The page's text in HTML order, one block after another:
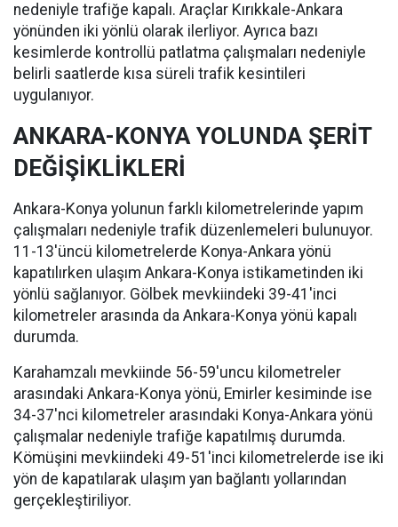
nedeniyle trafiğe kapalı. Araçlar Kırıkkale-Ankara
yönünden iki yönlü olarak ilerliyor. Ayrıca bazı
kesimlerde kontrollü patlatma çalışmaları nedeniyle
belirli saatlerde kısa süreli trafik kesintileri
uygulanıyor.
ANKARA-KONYA YOLUNDA ŞERİT
DEĞİŞİKLİKLERİ
Ankara-Konya yolunun farklı kilometrelerinde yapım
çalışmaları nedeniyle trafik düzenlemeleri bulunuyor.
11-13'üncü kilometrelerde Konya-Ankara yönü
kapatılırken ulaşım Ankara-Konya istikametinden iki
yönlü sağlanıyor. Gölbek mevkiindeki 39-41'inci
kilometreler arasında da Ankara-Konya yönü kapalı
durumda.
Karahamzalı mevkiinde 56-59'uncu kilometreler
arasındaki Ankara-Konya yönü, Emirler kesiminde ise
34-37'nci kilometreler arasındaki Konya-Ankara yönü
çalışmalar nedeniyle trafiğe kapatılmış durumda.
Kömüşini mevkiindeki 49-51'inci kilometrelerde ise iki
yön de kapatılarak ulaşım yan bağlantı yollarından
gerçekleştiriliyor.